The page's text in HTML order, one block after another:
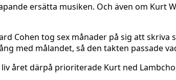
ersätta musiken. Och även om Kurt
Cohen tog sex månader på sig att skriva
med målandet, så den takten passade
året därpå prioriterade Kurt ned